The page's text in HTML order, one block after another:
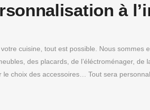
à
cuisine, tout est possible. Nous
des placards, de l’éléctroménager,
le choix des accessoires… Tout sera